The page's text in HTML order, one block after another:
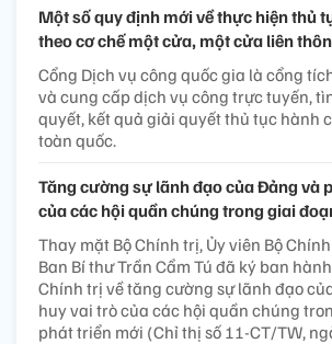
Một số quy định mới về thực hiện thủ
theo cơ chế một cửa, một cửa liên
Cổng Dịch vụ công quốc gia là cổng
và cung cấp dịch vụ công trực tuyến,
quyết, kết quả giải quyết thủ tục hành
toàn quốc.
Tăng cường sự lãnh đạo của Đảng và
của các hội quần chúng trong giai
Thay mặt Bộ Chính trị, Ủy viên Bộ
Ban Bí thư Trần Cẩm Tú đã ký ban
Chính trị về tăng cường sự lãnh đạo
huy vai trò của các hội quần chúng
phát triển mới (Chỉ thị số 11-CT/TW,